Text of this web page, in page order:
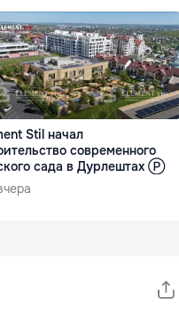
Stil начал
современного
сада в Дурлештах Ⓟ